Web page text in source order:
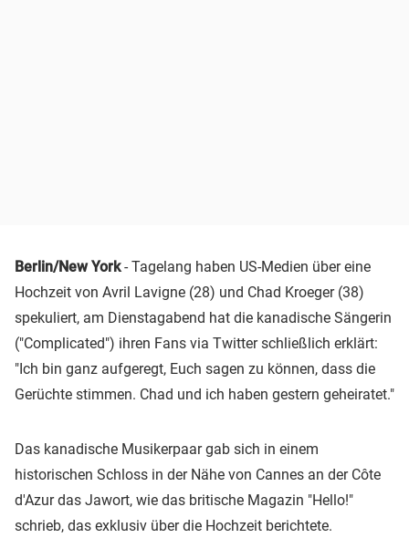
Berlin/New York- Tagelang haben US-Medien über eine
Hochzeit von Avril Lavigne (28) und Chad Kroeger (38)
spekuliert, am Dienstagabend hat die kanadische Sängerin
("Complicated") ihren Fans via Twitter schließlich erklärt:
"Ich bin ganz aufgeregt, Euch sagen zu können, dass die
Gerüchte stimmen. Chad und ich haben gestern geheiratet."
Das kanadische Musikerpaar gab sich in einem
historischen Schloss in der Nähe von Cannes an der Côte
d'Azur das Jawort, wie das britische Magazin "Hello!"
schrieb, das exklusiv über die Hochzeit berichtete.